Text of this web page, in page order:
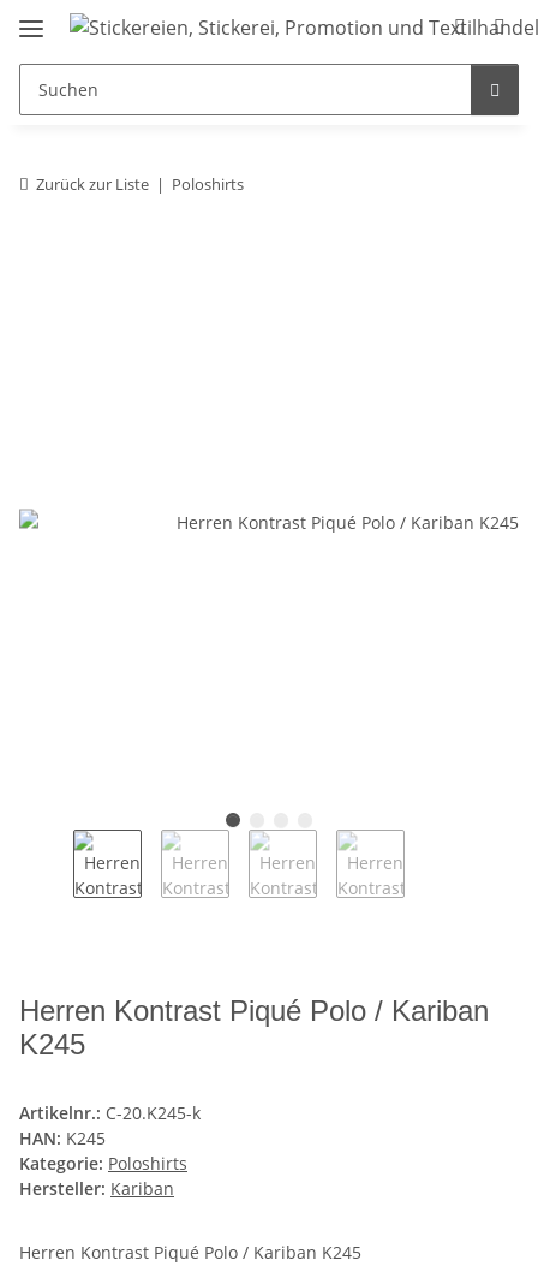
Zurück zur Liste Poloshirts
Herren Kontrast Piqué Polo / Kariban
K245
Artikelnr.: C-20.K245-k
HAN: K245
Kategorie: Poloshirts
Hersteller: Kariban
Herren Kontrast Piqué Polo / Kariban K245